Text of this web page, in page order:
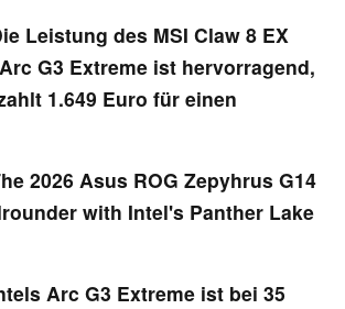
Leistung des MSI Claw 8 EX
G3 Extreme ist hervorragend,
1.649 Euro für einen
2026 Asus ROG Zepyhrus G14
with Intel's Panther Lake
Arc G3 Extreme ist bei 35